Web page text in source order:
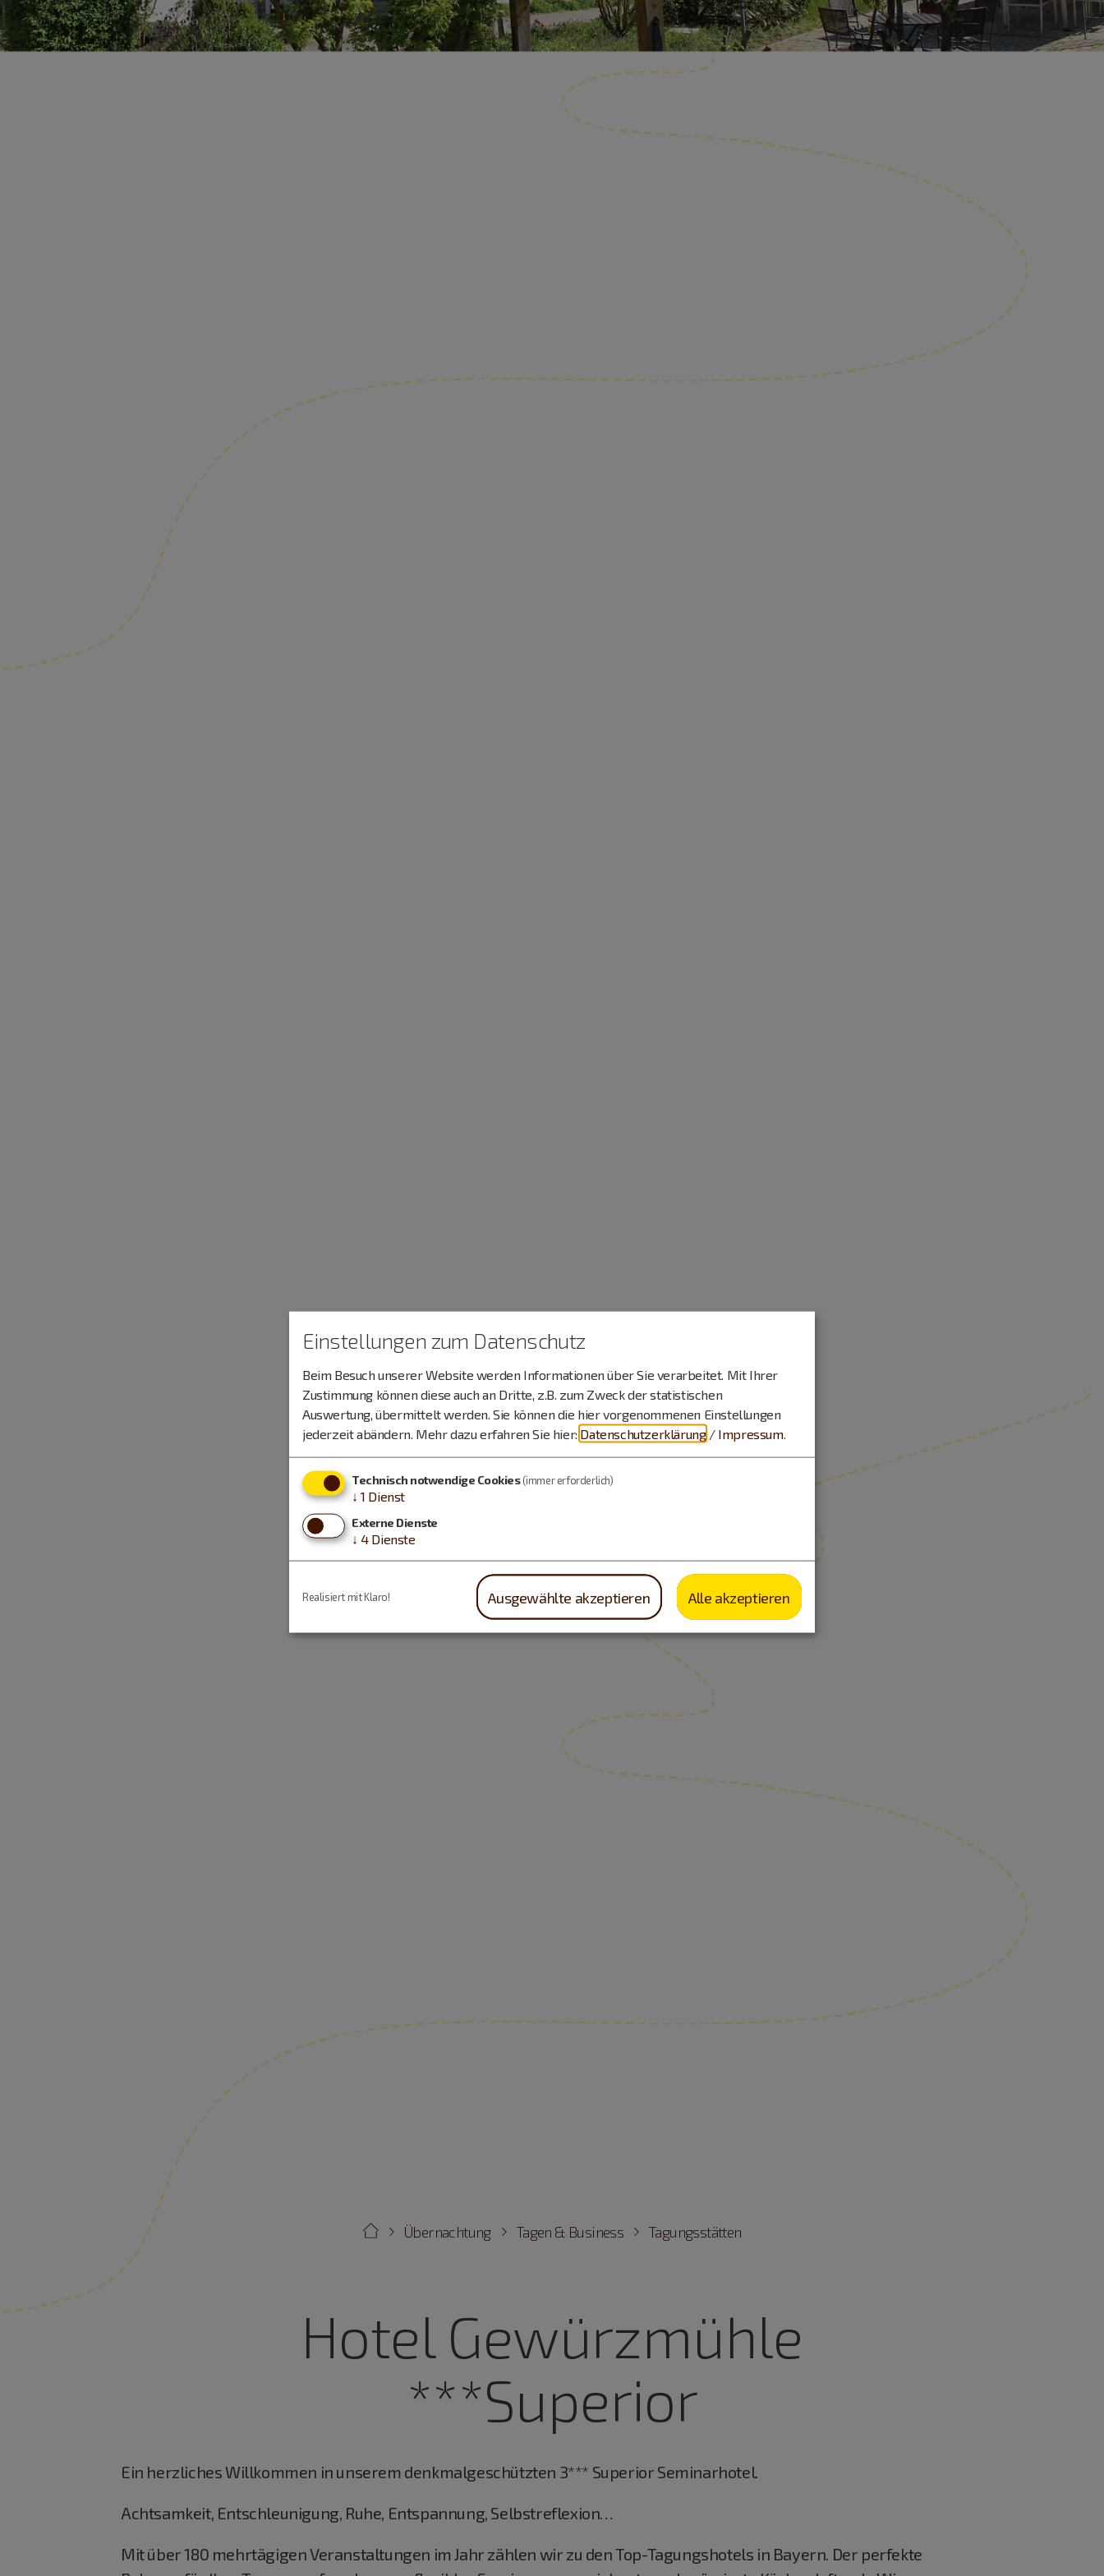
Tagungsstätten
Tagen & Business
Übernachtung
Hotel Gewürzmühle
***Superior
Ein herzliches Willkommen in unserem denkmalgeschützten 3*** Superior Seminarhotel.
Achtsamkeit, Entschleunigung, Ruhe, Entspannung, Selbstreflexion…
Mit über 180 mehrtägigen Veranstaltungen im Jahr zählen wir zu den Top-Tagungshotels in Bayern. Der perfekte
Einstellungen zum Datenschutz
Beim Besuch unserer Website werden Informationen über Sie verarbeitet. Mit Ihrer
Zustimmung können diese auch an Dritte, z.B. zum Zweck der statistischen
Auswertung, übermittelt werden. Sie können die hier vorgenommenen Einstellungen
jederzeit abändern. Mehr dazu erfahren Sie hier: Datenschutzerklärung / Impressum.
Technisch notwendige Cookies(immer erforderlich)
↓ 1 Dienst
Externe Dienste
↓ 4 Dienste
Ausgewählte akzeptieren Alle akzeptieren
Realisiert mit Klaro!